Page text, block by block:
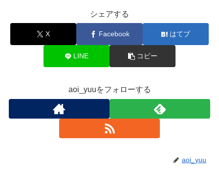
シェアする
X Facebook はてブ
LINE コピー
aoi_yuuをフォローする
aoi_yuu